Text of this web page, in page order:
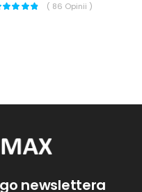
( 86 Opinii )
newslettera